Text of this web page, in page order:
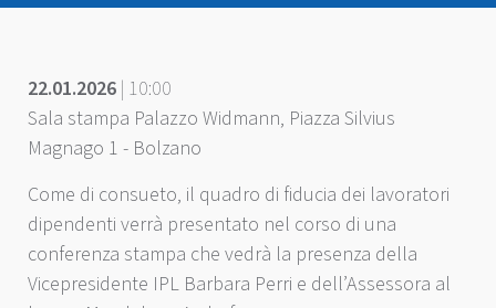
22.01.2026 | 10:00
Sala stampa Palazzo Widmann, Piazza Silvius
Magnago 1 - Bolzano
Come di consueto, il quadro di fiducia dei lavoratori
dipendenti verrà presentato nel corso di una
conferenza stampa che vedrà la presenza della
Vicepresidente IPL Barbara Perri e dell’Assessora al